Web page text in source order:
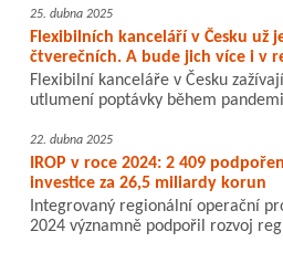
25. dubna 2025
Flexibilních kanceláří v Česku už
čtverečních. A bude jich více i v
Flexibilní kanceláře v Česku
utlumení poptávky během
22. dubna 2025
IROP v roce 2024: 2 409
investice za 26,5 miliardy korun
Integrovaný regionální operační
2024 významně podpořil rozvoj